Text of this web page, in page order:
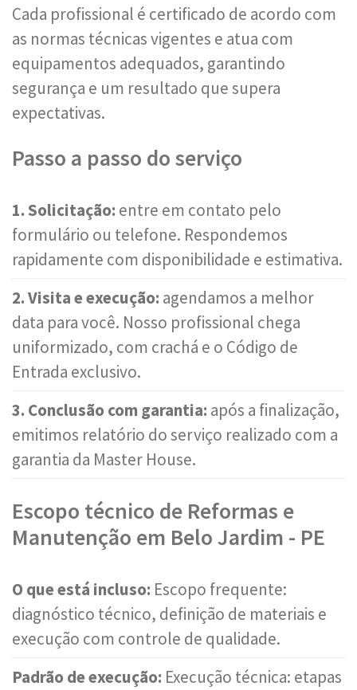
Cada profissional é certificado de acordo com
as normas técnicas vigentes e atua com
equipamentos adequados, garantindo
segurança e um resultado que supera
expectativas.
Passo a passo do serviço
1. Solicitação: entre em contato pelo
formulário ou telefone. Respondemos
rapidamente com disponibilidade e estimativa.
2. Visita e execução: agendamos a melhor
data para você. Nosso profissional chega
uniformizado, com crachá e o Código de
Entrada exclusivo.
3. Conclusão com garantia: após a finalização,
emitimos relatório do serviço realizado com a
garantia da Master House.
Escopo técnico de Reformas e
Manutenção em Belo Jardim - PE
O que está incluso: Escopo frequente:
diagnóstico técnico, definição de materiais e
execução com controle de qualidade.
Padrão de execução: Execução técnica: etapas